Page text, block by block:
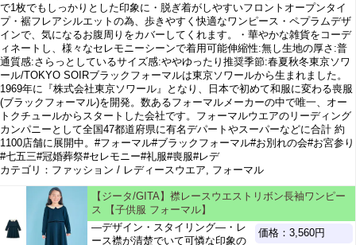
で1枚でもしっかりとした印象に・脱ぎ着がしやすいフロントオープンタイ
プ・裾フレアシルエットの為、歩きやすく快適なワンピース・ペプラムデザ
インで、気になるお腹周りをカバーしてくれます。・華やかな雑貨をコーデ
ィネートし、様々なセレモニーシーンで着用可能伸縮性:無し生地の厚さ:普
通質感:さらっとしているサイズ感:ややゆったり推奨季節:春夏秋冬東京ソワ
ール/TOKYO SOIRブラックフォーマルは東京ソワールから生まれました。
1969年に『株式会社東京ソワール』となり、日本で初めて和服に変わる喪服
(ブラックフォーマル)を開発。数あるフォーマルメーカーの中で唯一、オー
トクチュールからスタートした会社です。フォーマルウエアのリーディング
カンパニーとして全国47都道府県に有名デパートやスーパーなどに合計 約
1100店舗に展開中。#フォーマル#ブラックフォーマル#お別れの会#お宮参り
#七五三#冠婚葬祭#セレモニー#礼服#喪服#レデ
カテゴリ：ファッション / レディースウエア, フォーマル
【ジータ/GITA】襟レースウエストリボン長袖ワンピー
ス 【子供服 フォーマル】
価格：3,560円
―デザイン・スタイリング―・レ
ース襟が清楚でいて可憐な印象の